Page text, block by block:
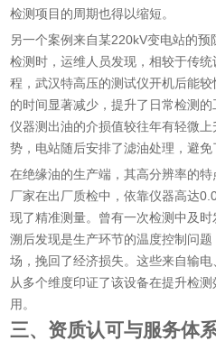
检测项目的周期也得以缩短。
另一个案例来自某220kV变电站的
检测时，运维人员发现，相较于传
程，武汉特高压的测试仪开机后能
的时间显著减少，提升了日常检测
仪器测出油的介损值较往年有轻微
势，电站随后安排了滤油处理，避免
在绝缘油的生产端，其高分辨率的
厂家在出厂质检中，依靠仪器高达
现了精准测量。曾有一次检测中及
溯后发现是生产环节的温度控制问
场，挽回了经济损失。这些来自输电
从多个维度印证了该设备在提升检
用。
三、资质认可与服务体